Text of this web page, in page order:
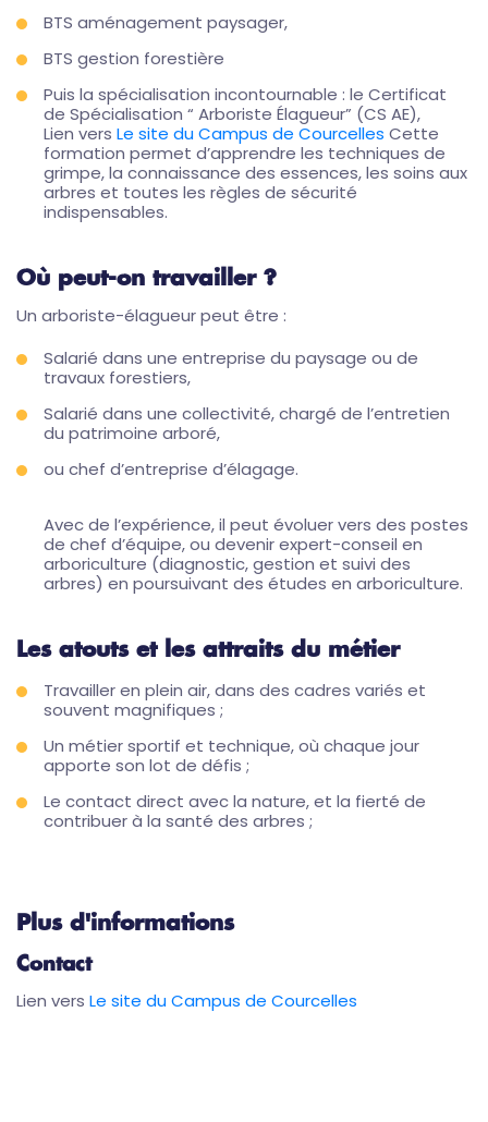
BTS aménagement paysager,
BTS gestion forestière
Puis la spécialisation incontournable : le Certificat
de Spécialisation “ Arboriste Élagueur” (CS AE),
Lien vers Le site du Campus de Courcelles Cette
formation permet d’apprendre les techniques de
grimpe, la connaissance des essences, les soins aux
arbres et toutes les règles de sécurité
indispensables.
Où peut-on travailler ?
Un arboriste-élagueur peut être :
Salarié dans une entreprise du paysage ou de
travaux forestiers,
Salarié dans une collectivité, chargé de l’entretien
du patrimoine arboré,
ou chef d’entreprise d’élagage.
Avec de l’expérience, il peut évoluer vers des postes
de chef d’équipe, ou devenir expert-conseil en
arboriculture (diagnostic, gestion et suivi des
arbres) en poursuivant des études en arboriculture.
Les atouts et les attraits du métier
Travailler en plein air, dans des cadres variés et
souvent magnifiques ;
Un métier sportif et technique, où chaque jour
apporte son lot de défis ;
Le contact direct avec la nature, et la fierté de
contribuer à la santé des arbres ;
Plus d'informations
Contact
Lien vers Le site du Campus de Courcelles